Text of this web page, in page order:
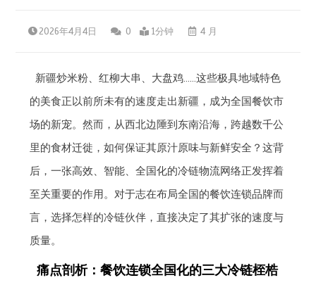
2026年4月4日 0 1分钟 4 月
新疆炒米粉、红柳大串、大盘鸡……这些极具地域特色
的美食正以前所未有的速度走出新疆，成为全国餐饮市
场的新宠。然而，从西北边陲到东南沿海，跨越数千公
里的食材迁徙，如何保证其原汁原味与新鲜安全？这背
后，一张高效、智能、全国化的冷链物流网络正发挥着
至关重要的作用。对于志在布局全国的餐饮连锁品牌而
言，选择怎样的冷链伙伴，直接决定了其扩张的速度与
质量。
痛点剖析：餐饮连锁全国化的三大冷链桎梏